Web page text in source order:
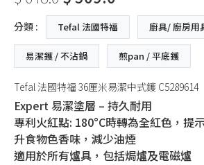
分類 : Tefal 法國特福 廚具/ 廚房用
易潔鑊 / 不沾鍋 煎pan / 平底鑊
Tefal 法國特福 36厘米易潔中式鑊 C5289614
Expert 易潔塗層 – 持久耐用
專利火紅點: 180°C時轉為全紅色，提
升食物色香味，減少油煙
適用於所有爐具，包括焗爐及電磁爐